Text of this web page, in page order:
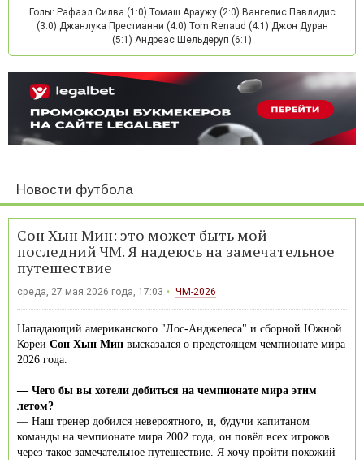
Голы: Рафаэл Силва (1:0) Томаш Араужу (2:0) Вангелис Павлидис
(3:0) Джанлука Престианни (4:0) Tom Renaud (4:1) Джон Дуран
(5:1) Андреас Шельдеруп (6:1)
Новости футбола
Сон Хын Мин: это может быть мой
последний ЧМ. Я надеюсь на замечательное
путешествие
среда, 27 мая 2026 года, 17:03 ЧМ-2026
Нападающий американского "Лос-Анджелеса" и сборной Южной
Кореи Сон Хын Мин высказался о предстоящем чемпионате мира
2026 года.
— Чего бы вы хотели добиться на чемпионате мира этим
летом?
— Наш тренер добился невероятного, и, будучи капитаном
команды на чемпионате мира 2002 года, он повёл всех игроков
через такое замечательное путешествие. Я хочу пройти похожий